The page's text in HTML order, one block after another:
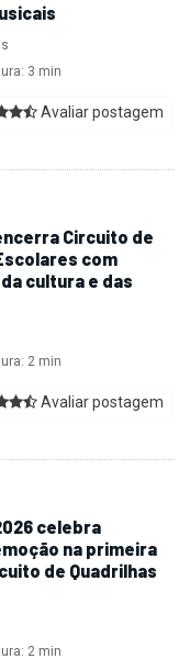
3 min
Avaliar postagem
Circuito de
com
cultura e das
2 min
Avaliar postagem
celebra
na primeira
de Quadrilhas
2 min